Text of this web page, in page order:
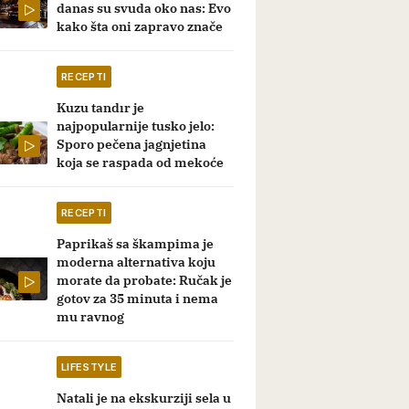
danas su svuda oko nas: Evo
kako šta oni zapravo znače
RECEPTI
Kuzu tandır je
najpopularnije tusko jelo:
Sporo pečena jagnjetina
koja se raspada od mekoće
RECEPTI
Paprikaš sa škampima je
moderna alternativa koju
morate da probate: Ručak je
gotov za 35 minuta i nema
mu ravnog
LIFESTYLE
Natali je na ekskurziji sela u